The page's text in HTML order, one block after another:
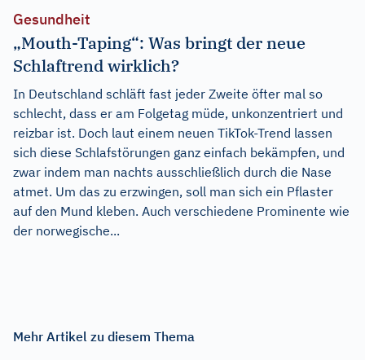
Gesundheit
„Mouth-Taping“: Was bringt der neue
Schlaftrend wirklich?
In Deutschland schläft fast jeder Zweite öfter mal so
schlecht, dass er am Folgetag müde, unkonzentriert und
reizbar ist. Doch laut einem neuen TikTok-Trend lassen
sich diese Schlafstörungen ganz einfach bekämpfen, und
zwar indem man nachts ausschließlich durch die Nase
atmet. Um das zu erzwingen, soll man sich ein Pflaster
auf den Mund kleben. Auch verschiedene Prominente wie
der norwegische...
Mehr Artikel zu diesem Thema